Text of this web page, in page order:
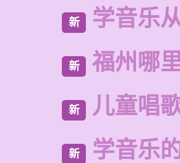
新 学音乐
新 福州哪
新 儿童唱
新 学音乐